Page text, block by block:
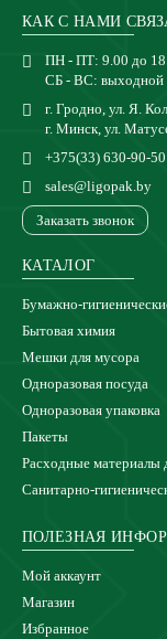
КАК С НАМИ
ПН - ПТ: 9.00 до
СБ - ВС: выходной
г. Гродно, ул. Я.
г. Минск, ул.
+375(33) 630-90-50
sales@ligopak.by
Заказать звонок
КАТАЛОГ
Бумажно-
Бытовая химия
Мешки для мусора
Одноразовая посуда
Одноразовая упаковка
Пакеты
Расходные материалы
Санитарно-
ПОЛЕЗНАЯ
Мой аккаунт
Магазин
Избранное